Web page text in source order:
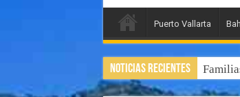
Puerto Vallarta
Noticias Recientes